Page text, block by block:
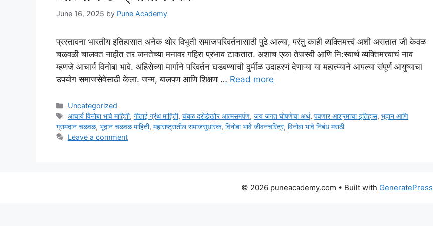
June 16, 2025 by Pune Academy
प्रस्तावना भारतीय इतिहासात अनेक थोर विभूती समाजपरिवर्तनासाठी पुढे आल्या, परंतु काही व्यक्तिमत्त्वं अशी असतात जी केवळ
चळवळी चालवत नाहीत तर जनतेच्या मनावर गहिरा प्रभाव टाकतात. अशाच एका तेजस्वी आणि नि:स्वार्थ व्यक्तिमत्त्वाचं नाव
म्हणजे आचार्य विनोबा भावे. अहिंसेच्या मार्गाने परिवर्तन घडवण्याची दुर्मीळ उदाहरणं देणाऱ्या या महात्म्याने आपल्या संपूर्ण आयुष्याचा
उपयोग समाजसेवेसाठी केला. जन्म, बालपण आणि शिक्षण … Read more
Categories
Uncategorized
Tags
आचार्य विनोबा भावे माहिती,गीताई ग्रंथ माहिती,चंबळ दरोडेखोर आत्मसमर्पण,जय जगत घोषणेचा अर्थ,पवणार आश्रमाचा इतिहास,भूदान आणि
ग्रामदान चळवळ, भूदान चळवळ माहिती, महाराष्ट्रातील समाजसुधारक, विनोबा भावे जीवनचरित्र, विनोबा भावे निबंध मराठी
Leave a comment
© 2026 puneacademy.com • Built with GeneratePress